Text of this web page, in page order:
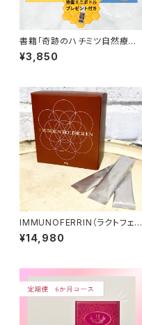
書籍「奇跡のハチミツ自然療法」
&「世界一やさしいむし歯の教科
書」セット 【プレゼント付き】
¥3,850
IMMUNOFERRIN（ラクトフェリ
ン）
¥14,980